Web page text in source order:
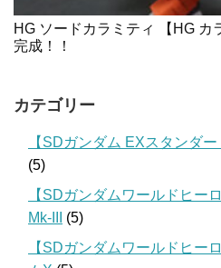
HG ソードカラミティ 【HG カ
完成！！
カテゴリー
【SDガンダム EXスタンダ
(5)
【SDガンダムワールドヒー
Mk-III
(5)
【SDガンダムワールドヒー